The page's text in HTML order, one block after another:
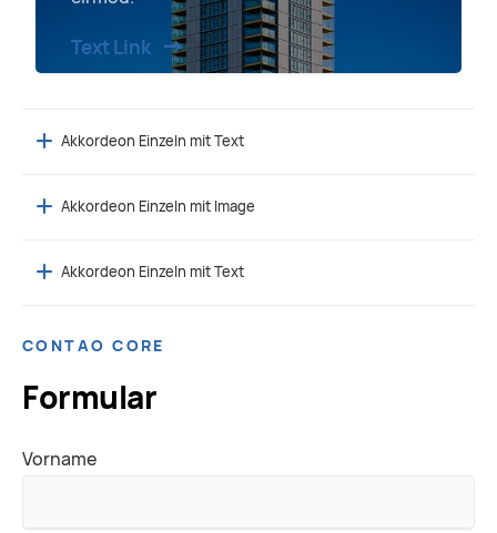
Text Link
Akkordeon Einzeln mit Text
Akkordeon Einzeln mit Image
Akkordeon Einzeln mit Text
CONTAO CORE
Formular
Vorname